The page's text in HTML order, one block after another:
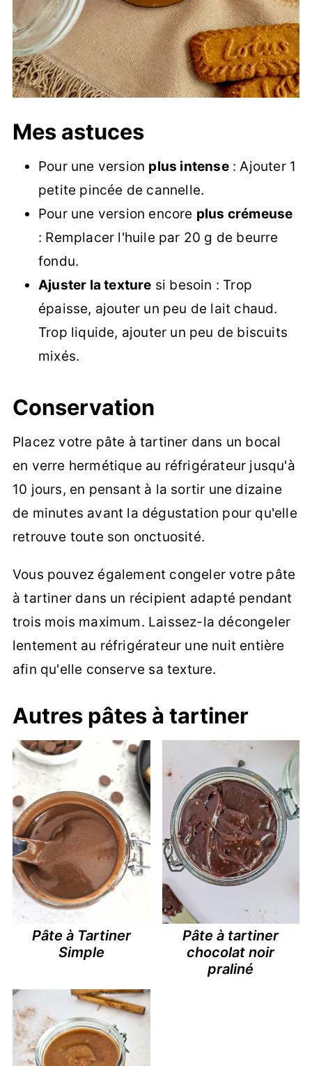
Mes astuces
Pour une version plus intense: Ajouter 1
petite pincée de cannelle.
Pour une version encore plus crémeuse
: Remplacer l'huile par 20 g de beurre
fondu.
Ajuster la texture si besoin : Trop
épaisse, ajouter un peu de lait chaud.
Trop liquide, ajouter un peu de biscuits
mixés.
Conservation
Placez votre pâte à tartiner dans un bocal
en verre hermétique au réfrigérateur jusqu'à
10 jours, en pensant à la sortir une dizaine
de minutes avant la dégustation pour qu'elle
retrouve toute son onctuosité.
Vous pouvez également congeler votre pâte
à tartiner dans un récipient adapté pendant
trois mois maximum. Laissez-la décongeler
lentement au réfrigérateur une nuit entière
afin qu'elle conserve sa texture.
Autres pâtes à tartiner
Pâte à Tartiner
Simple
Pâte à tartiner
chocolat noir
praliné